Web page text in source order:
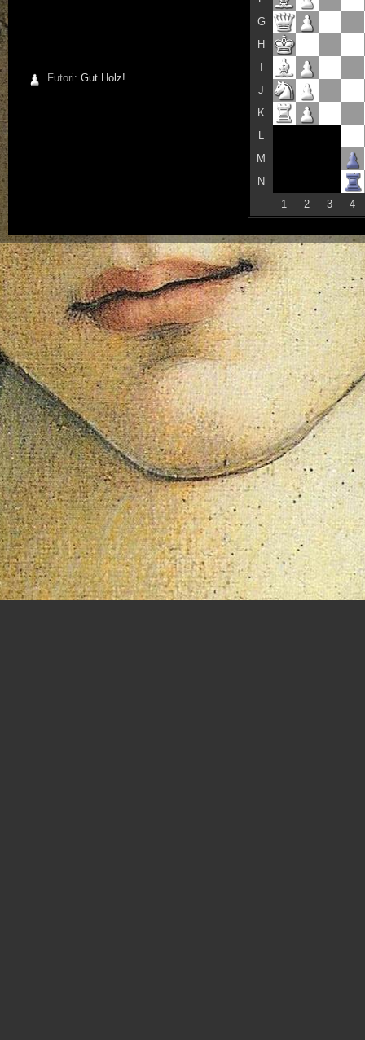
Futori: Gut Holz!
G
H
J
K
M
N
1
2 3 4